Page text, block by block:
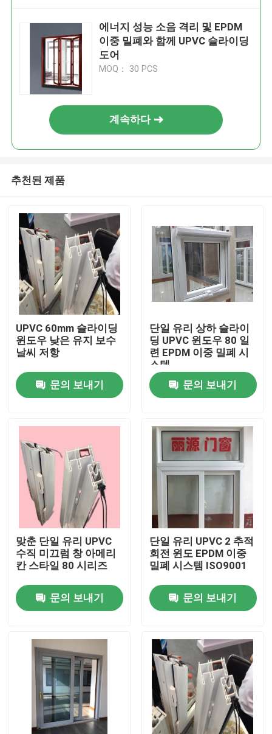
비디오
우리에 대하여
공장 여행
품질 관리
연락주세요
인용문을 요구하세요
UPVC 문 프로필
UPVC 윈도우 프로파일
에너지 성능 소음 격리 및 EPDM
이중 밀폐와 함께 UPVC 슬라이딩
도어
MOQ： 30 PCS
계속하다
추천된 제품
UPVC 60mm 슬라이딩
윈도우 낮은 유지 보수
날씨 저항
문의 보내기
단일 유리 상하 슬라이
딩 UPVC 윈도우 80 일
련 EPDM 이중 밀폐 시
스템
문의 보내기
맞춘 단일 유리 UPVC
수직 미끄럼 창 아메리
칸 스타일 80 시리즈
문의 보내기
단일 유리 UPVC 2 추적
회전 윈도 EPDM 이중
밀폐 시스템 ISO9001
문의 보내기